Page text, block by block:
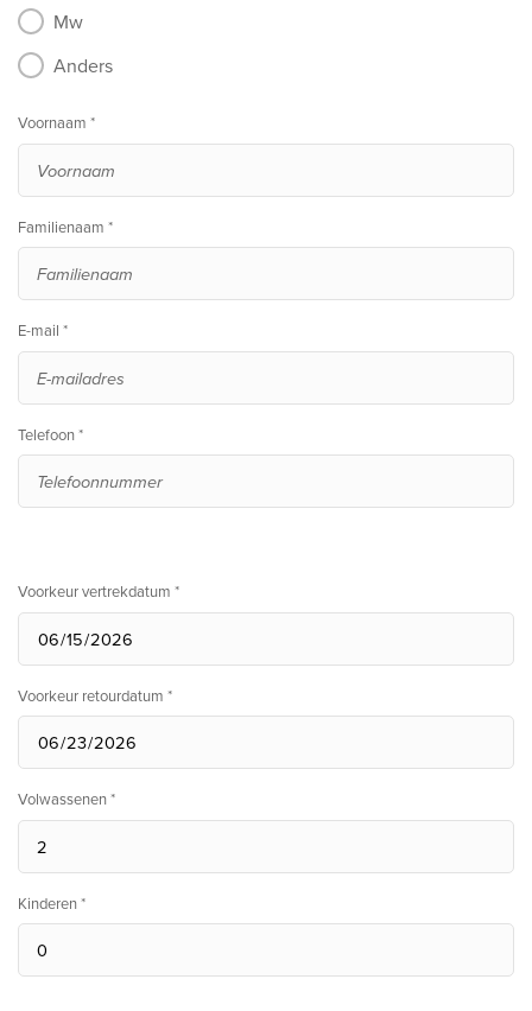
Mw
Anders
Voornaam *
Familienaam *
E-mail *
Telefoon *
Voorkeur vertrekdatum *
Voorkeur retourdatum *
Volwassenen *
Kinderen *